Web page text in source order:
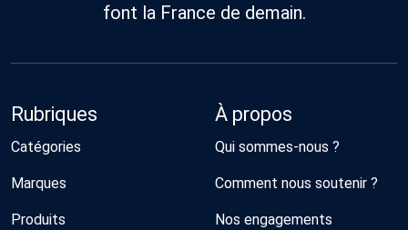
font la France de demain.
Rubriques
Catégories
Marques
Produits
À propos
Qui sommes-nous ?
Comment nous soutenir ?
Nos engagements